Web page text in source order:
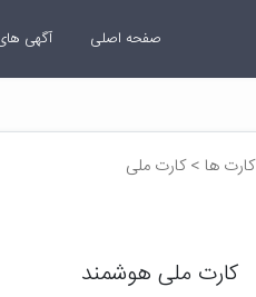
صفحه اصلی آگهی
کارت ها > کارت ملی
کارت ملی هوشمند